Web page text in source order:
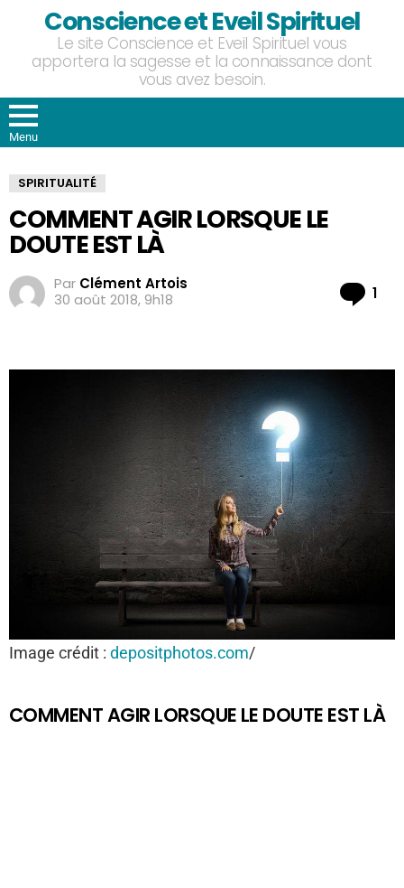
Conscience et Eveil Spirituel
Le site Conscience et Eveil Spirituel vous
apportera la sagesse et la connaissance dont
vous avez besoin.
Menu
SPIRITUALITÉ
COMMENT AGIR LORSQUE LE
DOUTE EST LÀ
Par Clément Artois
30 août 2018, 9h18
1
Image crédit : depositphotos.com/
COMMENT AGIR LORSQUE LE DOUTE EST LÀ